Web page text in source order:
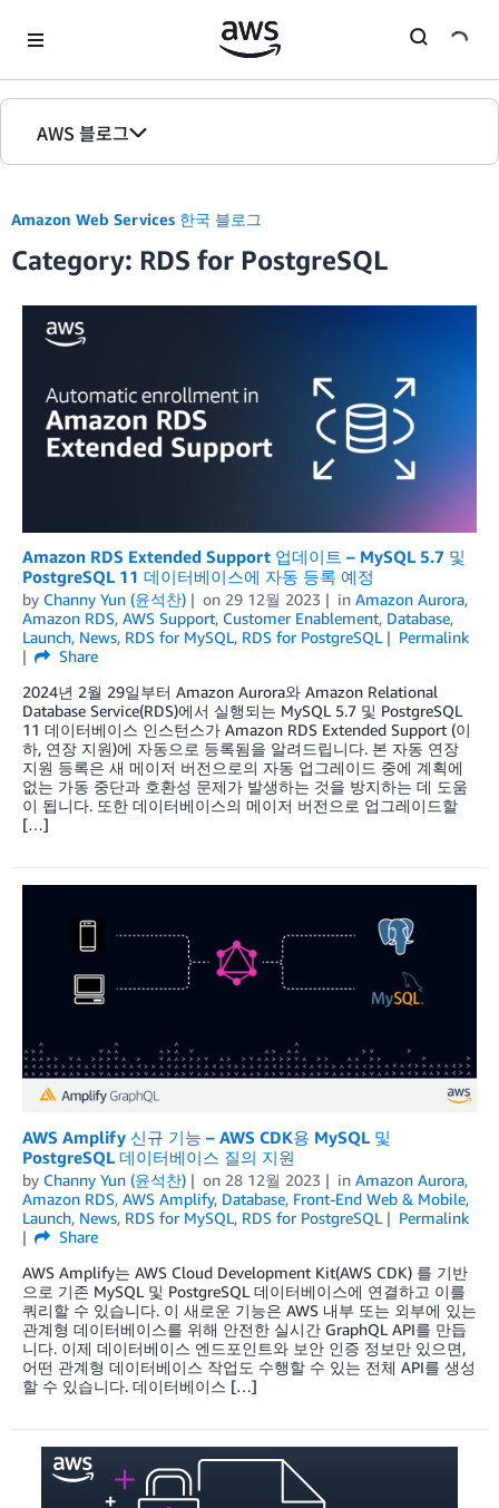
AWS 블로그
에디션
Amazon Web Services 한국 블로그
Category: RDS for PostgreSQL
Amazon RDS Extended Support 업데이트 – MySQL 5.7 및
PostgreSQL 11 데이터베이스에 자동 등록 예정
by Channy Yun (윤석찬) on 29 12월 2023 in Amazon Aurora,
Amazon RDS, AWS Support, Customer Enablement, Database,
Launch, News, RDS for MySQL, RDS for PostgreSQL
Permalink
Share
2024년 2월 29일부터 Amazon Aurora와 Amazon Relational
Database Service(RDS)에서 실행되는 MySQL 5.7 및 PostgreSQL
11 데이터베이스 인스턴스가 Amazon RDS Extended Support (이
하, 연장 지원)에 자동으로 등록됨을 알려드립니다. 본 자동 연장
지원 등록은 새 메이저 버전으로의 자동 업그레이드 중에 계획에
없는 가동 중단과 호환성 문제가 발생하는 것을 방지하는 데 도움
이 됩니다. 또한 데이터베이스의 메이저 버전으로 업그레이드할
[…]
AWS Amplify 신규 기능 – AWS CDK용 MySQL 및
PostgreSQL 데이터베이스 질의 지원
by Channy Yun (윤석찬) on 28 12월 2023 in Amazon Aurora,
Amazon RDS, AWS Amplify, Database, Front-End Web & Mobile,
Launch, News, RDS for MySQL, RDS for PostgreSQL
Permalink
Share
AWS Amplify는 AWS Cloud Development Kit(AWS CDK) 를 기반
으로 기존 MySQL 및 PostgreSQL 데이터베이스에 연결하고 이를
쿼리할 수 있습니다. 이 새로운 기능은 AWS 내부 또는 외부에 있는
관계형 데이터베이스를 위해 안전한 실시간 GraphQL API를 만듭
니다. 이제 데이터베이스 엔드포인트와 보안 인증 정보만 있으면,
어떤 관계형 데이터베이스 작업도 수행할 수 있는 전체 API를 생성
할 수 있습니다. 데이터베이스 […]